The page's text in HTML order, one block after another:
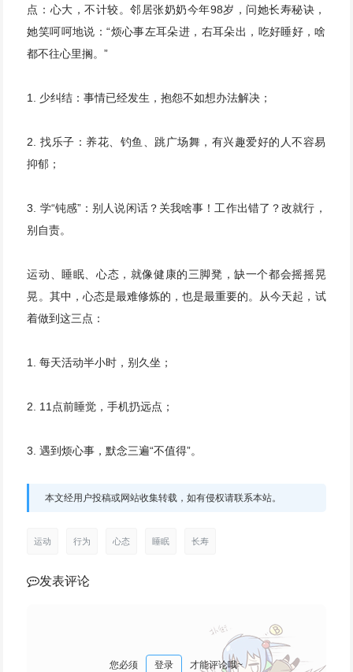
点：心大，不计较。邻居张奶奶今年98岁，问她长寿秘诀，
她笑呵呵地说：“烦心事左耳朵进，右耳朵出，吃好睡好，啥
都不往心里搁。”
1. 少纠结：事情已经发生，抱怨不如想办法解决；
2. 找乐子：养花、钓鱼、跳广场舞，有兴趣爱好的人不容易
抑郁；
3. 学“钝感”：别人说闲话？关我啥事！工作出错了？改就行，
别自责。
运动、睡眠、心态，就像健康的三脚凳，缺一个都会摇摇晃
晃。其中，心态是最难修炼的，也是最重要的。从今天起，试
着做到这三点：
1. 每天活动半小时，别久坐；
2. 11点前睡觉，手机扔远点；
3. 遇到烦心事，默念三遍“不值得”。
本文经用户投稿或网站收集转载，如有侵权请联系本站。
运动 行为 心态 睡眠 长寿
发表评论
您必须 登录 才能评论哦~